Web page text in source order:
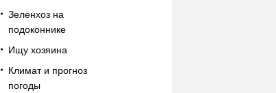
Зеленхоз на
подоконнике
Ищу хозяина
Климат и прогноз
погоды